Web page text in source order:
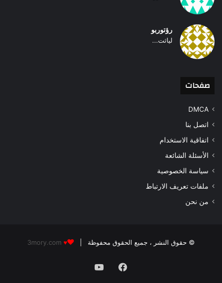
رؤتوربو
لياثت...
صفحات
DMCA
اتصل بنا
اتفاقية الاستخدام
الأسئلة الشائعة
سياسة الخصوصية
ملفات تعريف الارتباط
من نحن
© حقوق النشر ، جميع الحقوق محفوظة | ♥
3mory.com
فيسبوك‫YouTube